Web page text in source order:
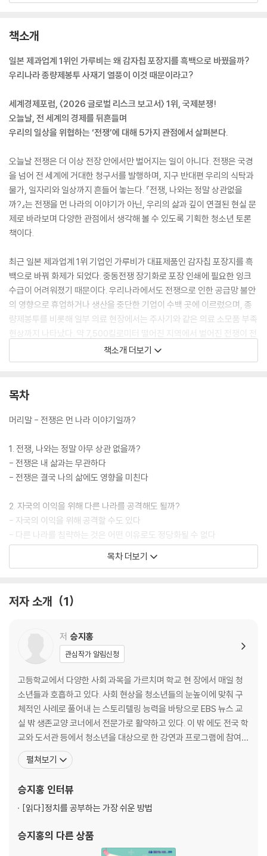
책소개
일본 제과업계 1위인 가루비는 왜 감자칩 포장지를 흑백으로 바꿨을까?
우리나라 종량제봉투 사재기 열풍이 이것 때문이라고?
세계경제포럼, 〈2026 글로벌 리스크 보고서〉 1위, 국제분쟁!
오늘날, 전 세계의 경제를 뒤흔들며
우리의 일상을 위협하는 ‘전쟁’에 대해 5가지 관점에서 살펴본다.
오늘날 전쟁은 더 이상 전장 안에서만 벌어지는 일이 아니다. 전쟁은 국경
을 넘어 전 세계에 거대한 청구서를 발행하며, 지구 반대편 우리의 식탁과
물가, 일자리와 일상까지 흔들어 놓는다. 『전쟁, 나와는 정말 상관없을
까?』는 전쟁을 먼 나라의 이야기가 아닌, 우리의 삶과 깊이 연결된 현실 문
제로 바라보며 다양한 관점에서 생각해 볼 수 있도록 기획한 청소년 토론
책이다.
최근 일본 제과업계 1위 기업인 가루비가 대표제품인 감자칩 포장지를 흑
백으로 바꿔 화제가 되었다. 중동전쟁 장기화로 포장 인쇄에 필요한 잉크
수급이 어려워졌기 때문이다. 우리나라에서도 전쟁으로 인한 공급망 불안
의 영향으로 휴업하거나 생산을 중단한 기업이 수백 곳에 이르렀으며, 종
량제봉투를 비롯해 일부 의료 현장에서는 주사기와 같은 의료 소모품 부족
현상까지 나타났다. 약 7,500킬로미터 떨어진 지역에서 벌어진 전쟁이 전
세계 경제와 사람들의 삶에 직접적인 영향을 미치고 있는 것이다.
에까지 어떤 영향을 미치는지를 구체적인 사례를 통해 설명하며, 청소년들
위해 다른 나라를 공격해도 되는 걸까?’, ‘핵무기 같은 군사 기술은 전쟁을
을 중심으로 현실주의와 자유주의 등 국제정치의 핵심 관점까지 청소년 눈
높이에서 쉽게 풀어낸다. 이를 통해 독자들은 하나의 정답을 외우는 대신,
서로 충돌하는 주장과 근거를 비교하며 비판적으로 사고하는 힘을 기를 수
봉쇄 등 오늘날 국제사회의 쟁점도 함께 다루며, 국제정치와 경제 구조의
흐름을 자연스럽게 익힐 수 있도록 구성했다.
특히 각 장마다 실제 토론 형식의 대화가 담겨 있어 학생들이 논리적으로
주장하고 반박하는 과정을 생생하게 익힐 수 있다. 핵심 용어 정리와 생각
확장 활동도 함께 수록하여 수업, 수행평가, 독서 활동 자료로도 폭넓게 활
책소개 더보기
목차
머리말 - 전쟁은 먼 나라 이야기일까?
1. 전쟁, 나와는 정말 아무 상관 없을까?
- 전쟁은 내 삶과는 무관하다
- 전쟁은 결국 나의 삶에도 영향을 미친다
2. 자국의 이익을 위해 다른 나라를 공격해도 될까?
- 자국의 이익을 위해 공격할 수도 있다
- 다른 나라를 침략하는 것은 어떤 이유로도 정당화될 수 없다
3. 핵무기 같은 군사 기술의 발달이 전쟁을 억제할 수 있을까?
- 유엔은 국제분쟁 해결에 중요한 역할을 하고 있다
- 유엔은 국제분쟁 해결에 한계가 많다
5. 우리는 전쟁 없는 세상을 만들 수 있을까?
- 전쟁은 인간의 선택이기에, 없는 세상도 가능하다
- 전쟁은 인간 본성상 완전히 사라질 수 없다
목차 더보기
저자 소개 1
저 승지홍
관심작가 알림신청
고등학교에서 다양한 사회 과목을 가르치며 학교 현 장에서 매일 청
소년들과 호흡하고 있다. 사회 현상을 청소년들의 눈높이에 맞춰 구
체적인 사례로 풀어내 는 스토리텔링 능력을 바탕으로 EBS 뉴스 교
실 밖 생존교양 코너에서 전문가로 활약하고 있다. 이 밖 에도 전국 학
교와 도서관 등에서 청소년을 대상으로 한 강연과 프로그램에 참여하
고 있다. 지은 책으로는『헌법이 궁금해? 책봇이 알려줄게!』, 『인구가
줄면 정말 위험할까?』, 『1일 1단어 1분으로 끝내는 정치공부』, 『세상
로 세상이 바 뀔 리가 있어』 등이
펼쳐보기
승지홍 인터뷰
[읽다] 정치를 공부하는 가장 쉬운 방법
승지홍의 다른 상품